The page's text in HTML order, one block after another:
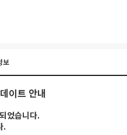
보
이트 안내
었습니다.
.